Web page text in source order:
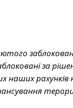
за
наших